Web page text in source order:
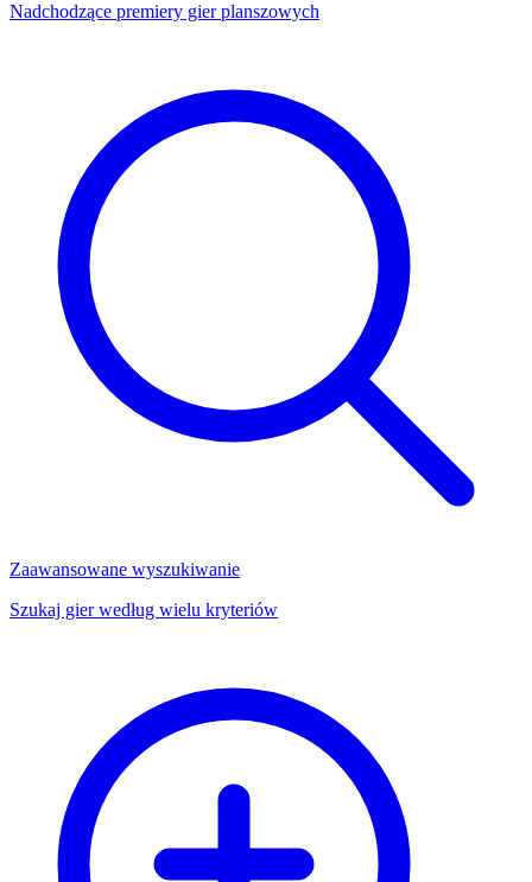
Nadchodzące premiery gier planszowych
Zaawansowane wyszukiwanie
Szukaj gier według wielu kryteriów